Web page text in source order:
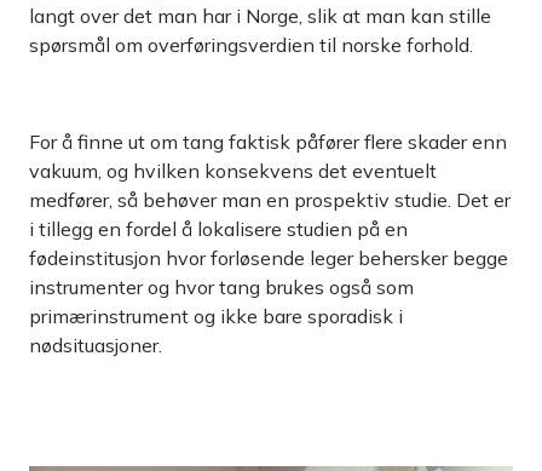
langt over det man har i Norge, slik at man kan stille
spørsmål om overføringsverdien til norske forhold.
For å finne ut om tang faktisk påfører flere skader enn
vakuum, og hvilken konsekvens det eventuelt
medfører, så behøver man en prospektiv studie. Det er
i tillegg en fordel å lokalisere studien på en
fødeinstitusjon hvor forløsende leger behersker begge
instrumenter og hvor tang brukes også som
primærinstrument og ikke bare sporadisk i
nødsituasjoner.